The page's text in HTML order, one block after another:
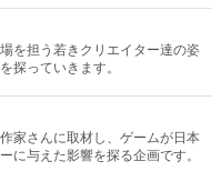
家さんに取材し、ゲームが日本
に与えた影響を探る企画です。
る主要なトピック・タイトルを
タビューや識者による解説を掲